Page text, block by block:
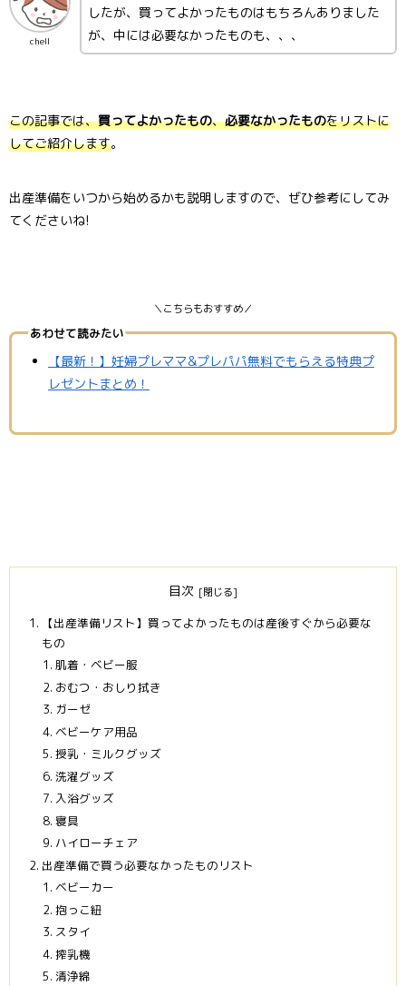
chell
したが、買ってよかったものはもちろんありました
が、中には必要なかったものも、、、
この記事では、買ってよかったもの、必要なかったものをリストに
してご紹介します。
出産準備をいつから始めるかも説明しますので、ぜひ参考にしてみ
てくださいね!
＼こちらもおすすめ／
あわせて読みたい
【最新！】妊婦プレママ&プレパパ無料でもらえる特典プ
レゼントまとめ！
目次
【出産準備リスト】買ってよかったものは産後すぐから必要な
もの
肌着・ベビー服
おむつ・おしり拭き
ガーゼ
ベビーケア用品
授乳・ミルクグッズ
洗濯グッズ
入浴グッズ
寝具
ハイローチェア
出産準備で買う必要なかったものリスト
ベビーカー
抱っこ紐
スタイ
搾乳機
清浄綿